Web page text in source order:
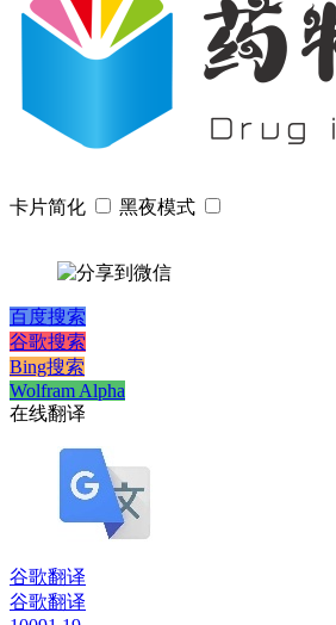
卡片简化 黑夜模式
百度搜索
谷歌搜索
Bing搜索
Wolfram Alpha
在线翻译
谷歌翻译
谷歌翻译